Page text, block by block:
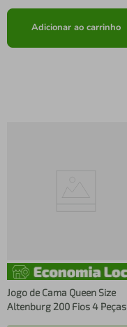
Adicionar ao carrinho
Jogo de Cama Queen Size
Altenburg 200 Fios 4 Peças